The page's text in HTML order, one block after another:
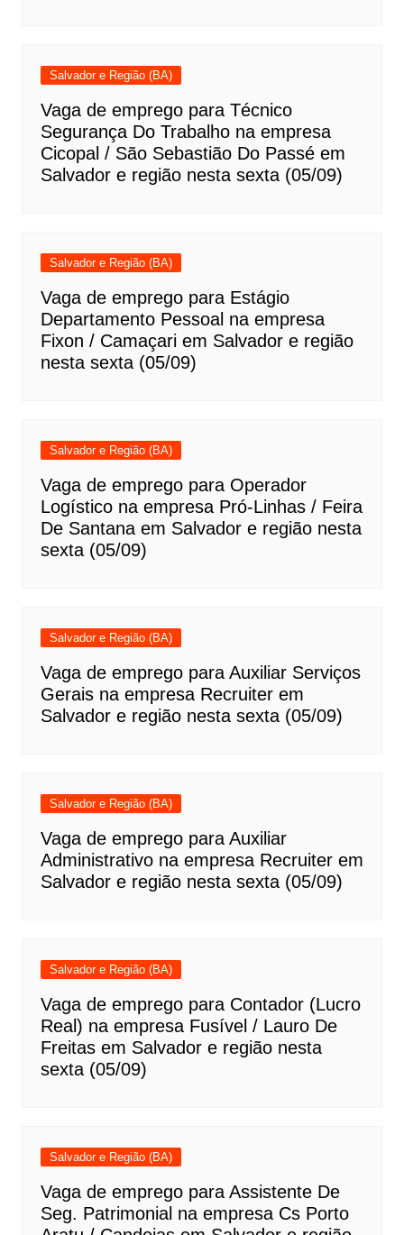
Salvador e Região (BA)
Vaga de emprego para Técnico
Segurança Do Trabalho na empresa
Cicopal / São Sebastião Do Passé em
Salvador e região nesta sexta (05/09)
Salvador e Região (BA)
Vaga de emprego para Estágio
Departamento Pessoal na empresa
Fixon / Camaçari em Salvador e região
nesta sexta (05/09)
Salvador e Região (BA)
Vaga de emprego para Operador
Logístico na empresa Pró-Linhas / Feira
De Santana em Salvador e região nesta
sexta (05/09)
Salvador e Região (BA)
Vaga de emprego para Auxiliar Serviços
Gerais na empresa Recruiter em
Salvador e região nesta sexta (05/09)
Salvador e Região (BA)
Vaga de emprego para Auxiliar
Administrativo na empresa Recruiter em
Salvador e região nesta sexta (05/09)
Salvador e Região (BA)
Vaga de emprego para Contador (Lucro
Real) na empresa Fusível / Lauro De
Freitas em Salvador e região nesta
sexta (05/09)
Salvador e Região (BA)
Vaga de emprego para Assistente De
Seg. Patrimonial na empresa Cs Porto